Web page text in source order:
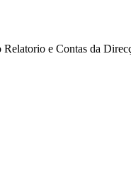
e Contas da